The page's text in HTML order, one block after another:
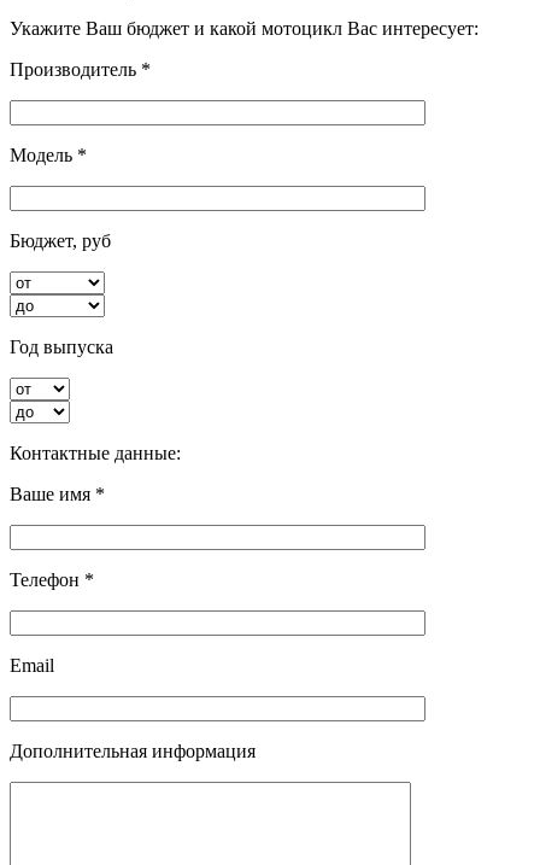
Укажите Ваш бюджет и какой мотоцикл Вас интересует:
Производитель *
Модель *
Бюджет, руб
Год выпуска
Контактные данные:
Ваше имя *
Телефон *
Email
Дополнительная информация